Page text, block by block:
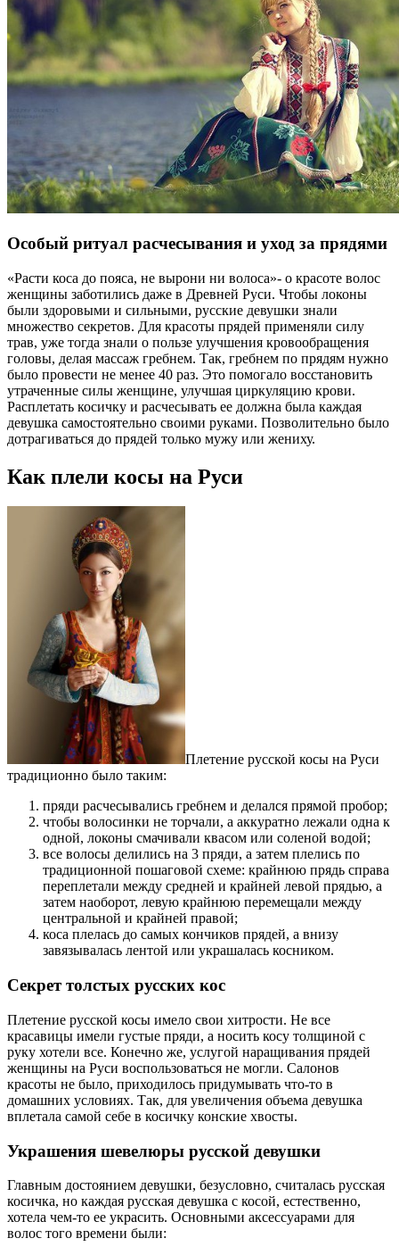
Особый ритуал расчесывания и уход за прядями
«Расти коса до пояса, не вырони ни волоса»- о красоте волос
женщины заботились даже в Древней Руси. Чтобы локоны
были здоровыми и сильными, русские девушки знали
множество секретов. Для красоты прядей применяли силу
трав, уже тогда знали о пользе улучшения кровообращения
головы, делая массаж гребнем. Так, гребнем по прядям нужно
было провести не менее 40 раз. Это помогало восстановить
утраченные силы женщине, улучшая циркуляцию крови.
Расплетать косичку и расчесывать ее должна была каждая
девушка самостоятельно своими руками. Позволительно было
дотрагиваться до прядей только мужу или жениху.
Как плели косы на Руси
Плетение русской косы на Руси
традиционно было таким:
пряди расчесывались гребнем и делался прямой пробор;
чтобы волосинки не торчали, а аккуратно лежали одна к
одной, локоны смачивали квасом или соленой водой;
все волосы делились на 3 пряди, а затем плелись по
традиционной пошаговой схеме: крайнюю прядь справа
переплетали между средней и крайней левой прядью, а
затем наоборот, левую крайнюю перемещали между
центральной и крайней правой;
коса плелась до самых кончиков прядей, а внизу
завязывалась лентой или украшалась косником.
Секрет толстых русских кос
Плетение русской косы имело свои хитрости. Не все
красавицы имели густые пряди, а носить косу толщиной с
руку хотели все. Конечно же, услугой наращивания прядей
женщины на Руси воспользоваться не могли. Салонов
красоты не было, приходилось придумывать что-то в
домашних условиях. Так, для увеличения объема девушка
вплетала самой себе в косичку конские хвосты.
Украшения шевелюры русской девушки
Главным достоянием девушки, безусловно, считалась русская
косичка, но каждая русская девушка с косой, естественно,
хотела чем-то ее украсить. Основными аксессуарами для
волос того времени были: